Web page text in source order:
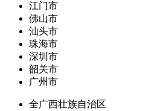
江门市
佛山市
汕头市
珠海市
深圳市
韶关市
广州市
全广西壮族自治区